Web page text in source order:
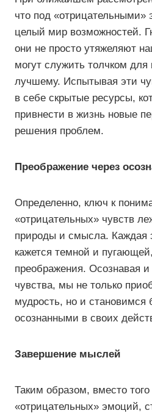
что под «отрицательными»
целый мир возможностей.
они не просто утяжеляют
могут служить толчком для
лучшему. Испытывая эти
в себе скрытые ресурсы,
привнести в жизнь новые
решения проблем.
Преображение через
Определенно, ключ к
«отрицательных» чувств
природы и смысла. Каждая
кажется темной и
преображения. Осознавая
чувства, мы не только
мудрость, но и становимся
осознанными в своих
Завершение мыслей
Таким образом, вместо
«отрицательных» эмоций,